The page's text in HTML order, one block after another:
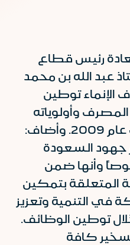
رئيس قطاع
عبد الله بن محمد
توطين
وأولوياته
منذ بدء أعمال المصرف عام 2009. وأضاف:
جهود السعودة
وأنها ضمن
المتعلقة بتمكين
في التنمية وتعزيز
توطين الوظائف.
كافة